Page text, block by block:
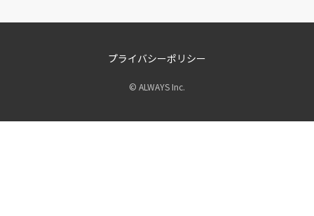
プライバシーポリシー
© ALWAYS Inc.